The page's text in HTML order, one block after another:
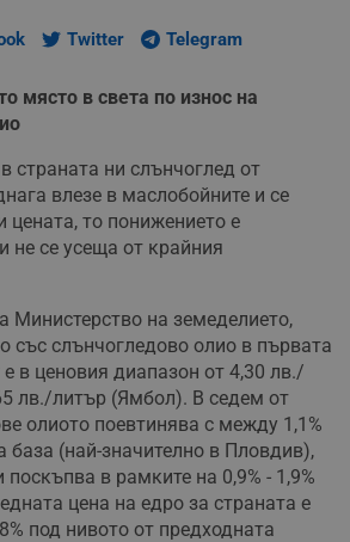
Twitter Telegram
място в света по износ на
страната ни слънчоглед от
влезе в маслобойните и се
то понижението е
не се усеща от крайния
Министерство на земеделието,
със слънчогледово олио в първата
в ценовия диапазон от 4,30 лв./
лв./литър (Ямбол). В седем от
олиото поевтинява с между 1,1%
база (най-значително в Пловдив),
в рамките на 0,9% - 1,9%
цена на едро за страната е
под нивото от предходната